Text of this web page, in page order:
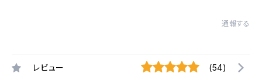
通報する
レビュー (54)